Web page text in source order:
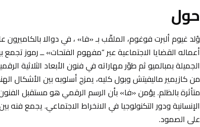
حول
أعماله القضايا الاجتماعية عبر “مفهوم الفتحات» ــ رموز
الجميلة بمبالميو ثم طوّر مهاراته في فنون الأبعاد الثلاثية
من كازيمير ماليفيتش وبول كليه، يمزج أسلوبه بين الأشكال
متأثرة بالظلم. يؤمن «فا» بأن الرسم الرقمي هو مستقبل
الإنسانية ودور التكنولوجيا في الانخراط الاجتماعي. يجمع فنه
على الصمود.